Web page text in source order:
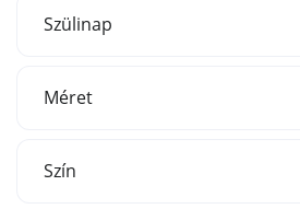
Szülinap
Méret
Szín